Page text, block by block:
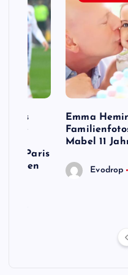
Fans
von Paris
neuen
Emma
Mabel 11
Evodrop